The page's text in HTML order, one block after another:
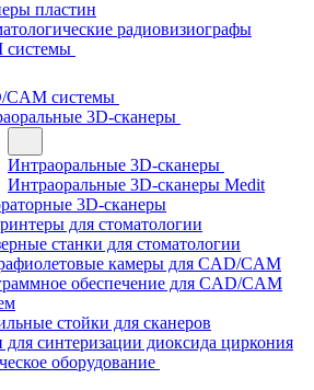
пластин
радиовизиографы
CAM системы
3D-сканеры
Интраоральные 3D-сканеры
Интраоральные 3D-сканеры Medit
3D-сканеры
для стоматологии
станки для стоматологии
камеры для CAD/CAM
обеспечение для CAD/CAM
стойки для сканеров
для синтеризации диоксида циркония
оборудование